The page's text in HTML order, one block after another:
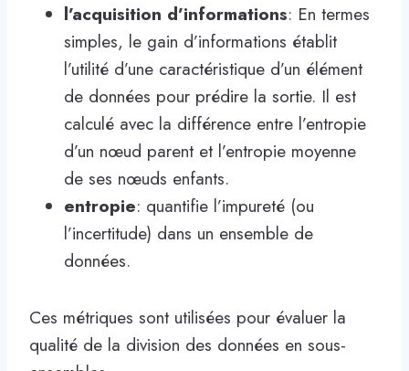
l’acquisition d’informations: En termes
simples, le gain d’informations établit
l’utilité d’une caractéristique d’un élément
de données pour prédire la sortie. Il est
calculé avec la différence entre l’entropie
d’un nœud parent et l’entropie moyenne
de ses nœuds enfants.
entropie: quantifie l’impureté (ou
l’incertitude) dans un ensemble de
données.
Ces métriques sont utilisées pour évaluer la
qualité de la division des données en sous-